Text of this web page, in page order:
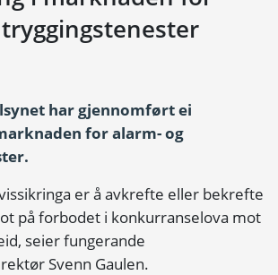
har gjennomført ei
for alarm- og
er å avkrefte eller bekrefte
på forbodet i konkurranselova mot
seier fungerande
Svenn Gaulen.